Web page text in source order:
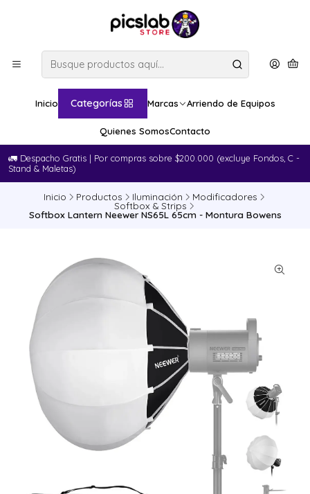
Inicio Categorías Marcas Arriendo de Equipos
Quienes SomosContacto
🚛​ Despacho Gratis | Por compras sobre $200.000 (excluye Fondos, C -
Stand & Maletas)
Inicio Productos Iluminación Modificadores
Softbox & Strips
Softbox Lantern Neewer NS65L 65cm - Montura Bowens